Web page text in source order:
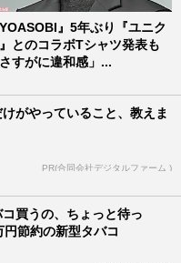
YOASOBI』5年ぶり『ユニク
とのコラボTシャツ発表も
さすがに違和感」...
がやっていること、教えま
PR(合同会社デジタルファーム )
コ買うの、ちょっと待っ
節約の新型タバコ